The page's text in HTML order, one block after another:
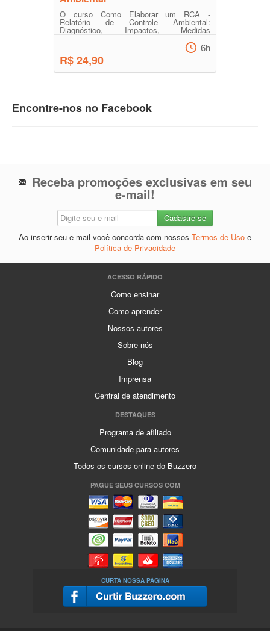
O curso Como Elaborar um RCA -
Relatório de Controle Ambiental:
Diagnóstico, Impactos, Medidas
Mitigadoras e Monitoramento Ambiental
R$ 24,90
6h
Encontre-nos no Facebook
Receba promoções exclusivas em seu
e-mail!
Ao inserir seu e-mail você concorda com nossos Termos de Uso e
Política de Privacidade
ACESSO RÁPIDO
Como ensinar
Como aprender
Nossos autores
Sobre nós
Blog
Imprensa
Central de atendimento
DESTAQUES
Programa de afiliado
Comunidade para autores
Todos os cursos online do Buzzero
PAGUE SEUS CURSOS COM
CURTA NOSSA PÁGINA